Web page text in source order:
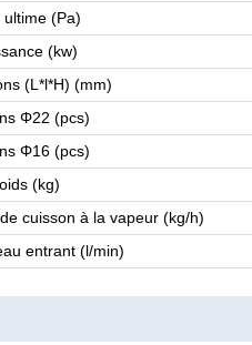
ultime (Pa)
(kw)
(L*l*H) (mm)
Φ22 (pcs)
Φ16 (pcs)
(kg)
cuisson à la vapeur (kg/h)
entrant (l/min)